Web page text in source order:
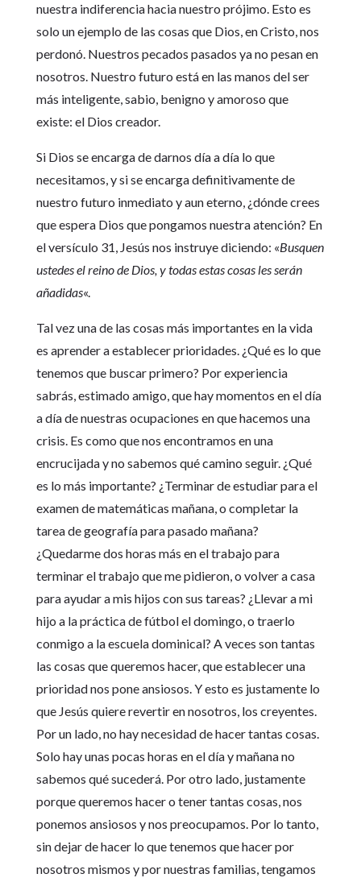
nuestra indiferencia hacia nuestro prójimo. Esto es
solo un ejemplo de las cosas que Dios, en Cristo, nos
perdonó. Nuestros pecados pasados ya no pesan en
nosotros. Nuestro futuro está en las manos del ser
más inteligente, sabio, benigno y amoroso que
existe: el Dios creador.
Si Dios se encarga de darnos día a día lo que
necesitamos, y si se encarga definitivamente de
nuestro futuro inmediato y aun eterno, ¿dónde crees
que espera Dios que pongamos nuestra atención? En
el versículo 31, Jesús nos instruye diciendo: «Busquen
ustedes el reino de Dios, y todas estas cosas les serán
añadidas«.
Tal vez una de las cosas más importantes en la vida
es aprender a establecer prioridades. ¿Qué es lo que
tenemos que buscar primero? Por experiencia
sabrás, estimado amigo, que hay momentos en el día
a día de nuestras ocupaciones en que hacemos una
crisis. Es como que nos encontramos en una
encrucijada y no sabemos qué camino seguir. ¿Qué
es lo más importante? ¿Terminar de estudiar para el
examen de matemáticas mañana, o completar la
tarea de geografía para pasado mañana?
¿Quedarme dos horas más en el trabajo para
terminar el trabajo que me pidieron, o volver a casa
para ayudar a mis hijos con sus tareas? ¿Llevar a mi
hijo a la práctica de fútbol el domingo, o traerlo
conmigo a la escuela dominical? A veces son tantas
las cosas que queremos hacer, que establecer una
prioridad nos pone ansiosos. Y esto es justamente lo
que Jesús quiere revertir en nosotros, los creyentes.
Por un lado, no hay necesidad de hacer tantas cosas.
Solo hay unas pocas horas en el día y mañana no
sabemos qué sucederá. Por otro lado, justamente
porque queremos hacer o tener tantas cosas, nos
ponemos ansiosos y nos preocupamos. Por lo tanto,
sin dejar de hacer lo que tenemos que hacer por
nosotros mismos y por nuestras familias, tengamos